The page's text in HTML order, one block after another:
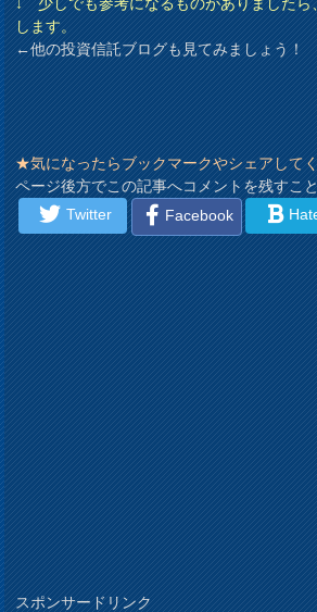
します。
←他の投資信託ブログも見てみましょう！
★気になったらブックマークやシェアして
ページ後方でこの記事へコメントを残すこ
Twitter
Facebook
スポンサードリンク